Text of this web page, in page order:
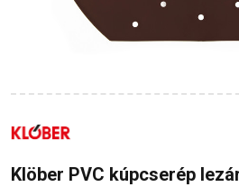
Klöber PVC kúpcserép